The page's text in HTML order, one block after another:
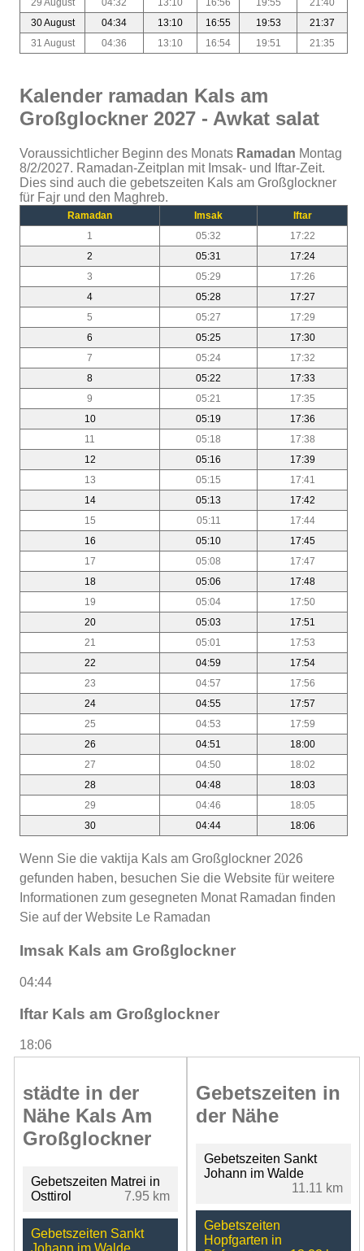
30 August
04:34 13:10 16:55 19:53
21:37
31 August
04:36 13:10 16:54 19:51 21:35
Kalender ramadan Kals am
Großglockner 2027 - Awkat salat
Voraussichtlicher Beginn des Monats Ramadan Montag
8/2/2027. Ramadan-Zeitplan mit Imsak- und Iftar-Zeit.
Dies sind auch die gebetszeiten Kals am Großglockner
für Fajr und den Maghreb.
Ramadan Imsak
Iftar
1
05:32
17:22
2
05:31
17:24
3
05:29
17:26
4
05:28
17:27
5
05:27
17:29
6
05:25
17:30
7
05:24
17:32
8
05:22
17:33
9
05:21
17:35
10
05:19
17:36
11
05:18
17:38
12
05:16
17:39
13
05:15
17:41
14
05:13
17:42
15
05:11
17:44
16
05:10
17:45
17
05:08
17:47
18
05:06
17:48
19
05:04
17:50
20
05:03
17:51
21
05:01
17:53
22
04:59
17:54
23
04:57
17:56
24
04:55
17:57
25
04:53
17:59
26
04:51
18:00
27
04:50
18:02
28
04:48
18:03
29
04:46
18:05
30
04:44 18:06
Wenn Sie die vaktija Kals am Großglockner 2026
gefunden haben, besuchen Sie die Website für weitere
Informationen zum gesegneten Monat Ramadan finden
Sie auf der Website Le Ramadan
Imsak Kals am Großglockner
04:44
Iftar Kals am Großglockner
18:06
städte in der
Nähe Kals Am
Großglockner
Gebetszeiten Matrei in
Osttirol
7.95 km
Gebetszeiten Sankt
Gebetszeiten in
der Nähe
Gebetszeiten Sankt
Johann im Walde
11.11 km
Gebetszeiten
Hopfgarten in